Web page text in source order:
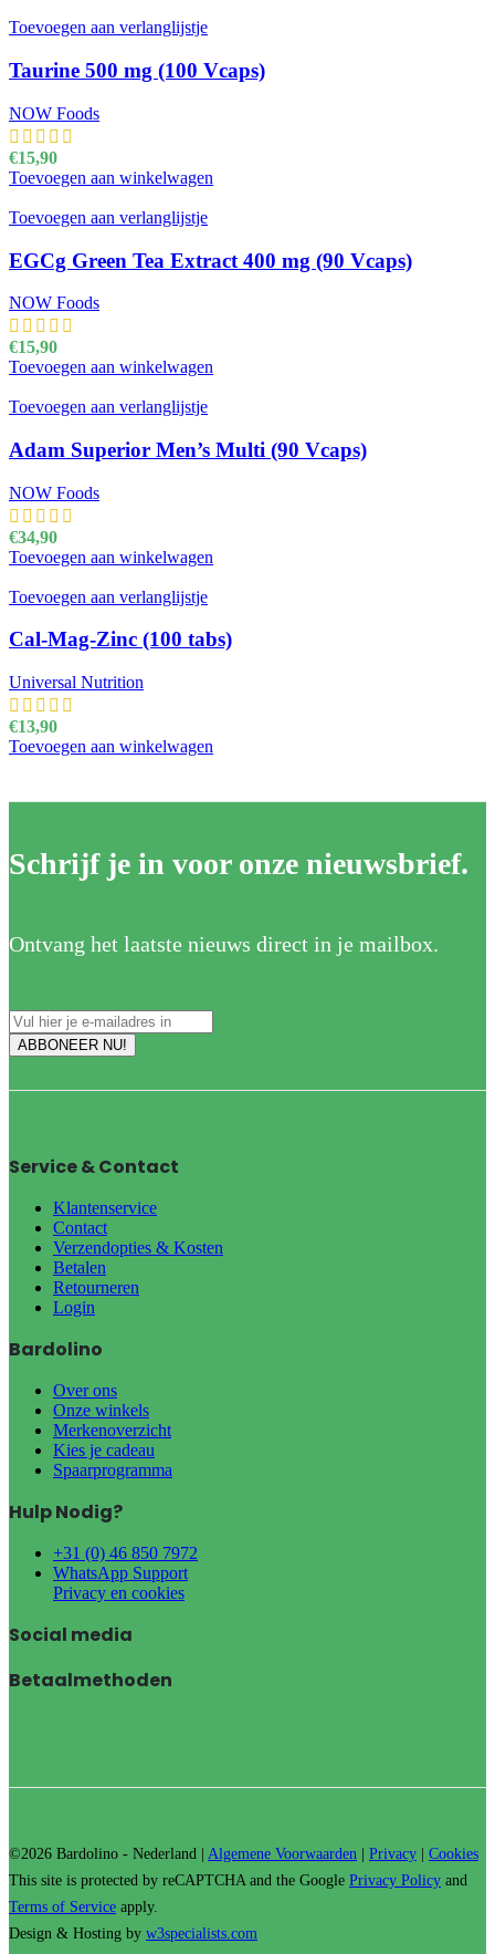
Toevoegen aan verlanglijstje
Taurine 500 mg (100 Vcaps)
NOW Foods
€15,90
Toevoegen aan winkelwagen
Toevoegen aan verlanglijstje
EGCg Green Tea Extract 400 mg (90 Vcaps)
NOW Foods
€15,90
Toevoegen aan winkelwagen
Toevoegen aan verlanglijstje
Adam Superior Men’s Multi (90 Vcaps)
NOW Foods
€34,90
Toevoegen aan winkelwagen
Toevoegen aan verlanglijstje
Cal-Mag-Zinc (100 tabs)
Universal Nutrition
€13,90
Toevoegen aan winkelwagen
Schrijf je in voor onze nieuwsbrief.
Ontvang het laatste nieuws direct in je mailbox.
Service & Contact
Klantenservice
Contact
Verzendopties & Kosten
Betalen
Retourneren
Login
Bardolino
Over ons
Onze winkels
Merkenoverzicht
Kies je cadeau
Spaarprogramma
Hulp Nodig?
+31 (0) 46 850 7972
WhatsApp Support
Privacy en cookies
Social media
Betaalmethoden
©2026 Bardolino - Nederland | Algemene Voorwaarden | Privacy | Cookies
This site is protected by reCAPTCHA and the Google Privacy Policy and
Terms of Service apply.
Design & Hosting by w3specialists.com